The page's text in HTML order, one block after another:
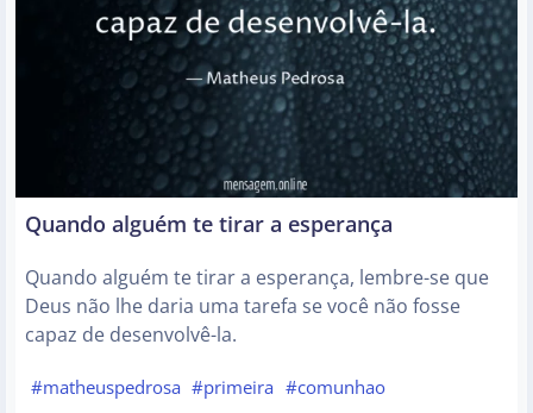
Quando alguém te tirar a esperança
Quando alguém te tirar a esperança, lembre-se que
Deus não lhe daria uma tarefa se você não fosse
capaz de desenvolvê-la.
#matheuspedrosa #primeira #comunhao